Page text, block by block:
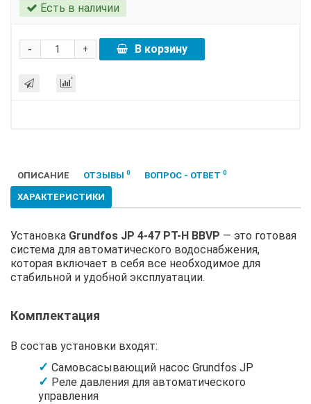
Есть в наличии
+
- В корзину
ОПИСАНИЕ ОТЗЫВЫ 0 ВОПРОС - ОТВЕТ 0
ХАРАКТЕРИСТИКИ
Установка Grundfos JP 4-47 PT-H BBVP — это готовая
система для автоматического водоснабжения,
которая включает в себя все необходимое для
стабильной и удобной эксплуатации.
Комплектация
В состав установки входят:
Самовсасывающий насос Grundfos JP
Реле давления для автоматического
управления